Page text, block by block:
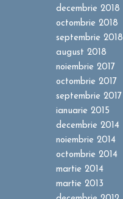
decembrie 2018
octombrie 2018
septembrie 2018
august 2018
noiembrie 2017
octombrie 2017
septembrie 2017
ianuarie 2015
decembrie 2014
noiembrie 2014
octombrie 2014
martie 2014
martie 2013